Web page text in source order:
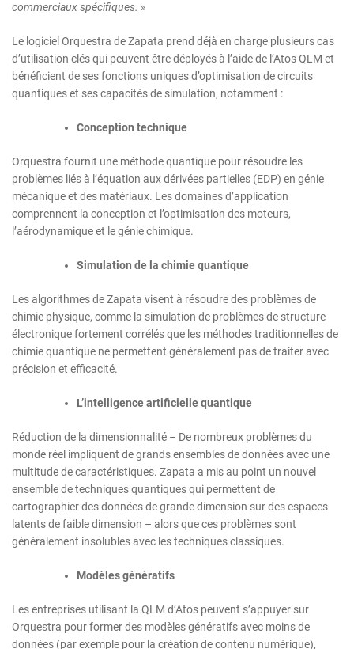
commerciaux spécifiques. »
Le logiciel Orquestra de Zapata prend déjà en charge plusieurs cas
d’utilisation clés qui peuvent être déployés à l’aide de l’Atos QLM et
bénéficient de ses fonctions uniques d’optimisation de circuits
quantiques et ses capacités de simulation, notamment :
Conception technique
Orquestra fournit une méthode quantique pour résoudre les
problèmes liés à l’équation aux dérivées partielles (EDP) en génie
mécanique et des matériaux. Les domaines d’application
comprennent la conception et l’optimisation des moteurs,
l’aérodynamique et le génie chimique.
Simulation de la chimie quantique
Les algorithmes de Zapata visent à résoudre des problèmes de
chimie physique, comme la simulation de problèmes de structure
électronique fortement corrélés que les méthodes traditionnelles de
chimie quantique ne permettent généralement pas de traiter avec
précision et efficacité.
L’intelligence artificielle quantique
Réduction de la dimensionnalité – De nombreux problèmes du
monde réel impliquent de grands ensembles de données avec une
multitude de caractéristiques. Zapata a mis au point un nouvel
ensemble de techniques quantiques qui permettent de
cartographier des données de grande dimension sur des espaces
latents de faible dimension – alors que ces problèmes sont
généralement insolubles avec les techniques classiques.
Modèles génératifs
Les entreprises utilisant la QLM d’Atos peuvent s’appuyer sur
Orquestra pour former des modèles génératifs avec moins de
données (par exemple pour la création de contenu numérique),